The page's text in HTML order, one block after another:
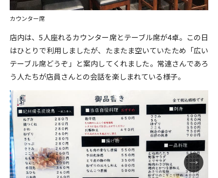
カウンター席
店内は、5人座れるカウンター席とテーブル席が4卓。この日
はひとりで利用しましたが、たまたま空いていたため「広い
テーブル席どうぞ」と案内してくれました。常連さんであろ
う人たちが店員さんとの会話を楽しまれている様子。